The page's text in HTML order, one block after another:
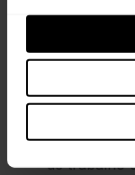
usuários
adicionais.
Monitorar
Melhorar a
de trabalho